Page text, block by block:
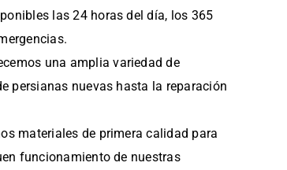
las 24 horas del día, los 365
una amplia variedad de
persianas nuevas hasta la reparación
materiales de primera calidad para
funcionamiento de nuestras